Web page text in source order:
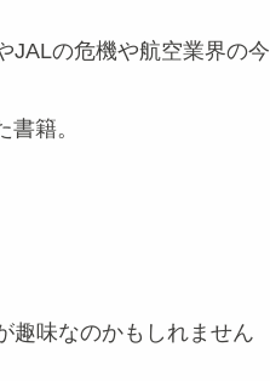
JALの危機や航空業界の今
籍。
趣味なのかもしれません